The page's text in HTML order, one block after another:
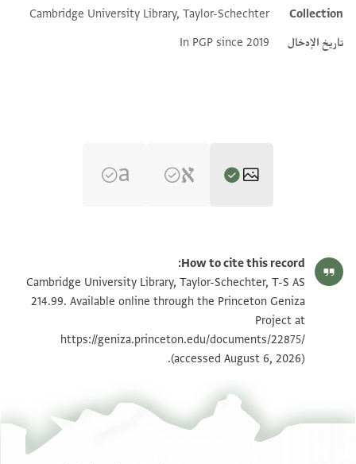
Collection
Cambridge University Library, Taylor-Schechter
تاريخ الإدخال
In PGP since 2019
T-S AS 214.99 1v تكبير و تدوير
بيان أذونات الصورة
How to cite this record:
Cambridge University Library, Taylor-Schechter, T-S AS
214.99. Available online through the Princeton Geniza
Project at
https://geniza.princeton.edu/documents/22875/
(accessed August 6, 2026).